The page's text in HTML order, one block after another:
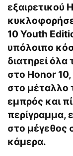
εξαιρετικού
10 Youth
υπόλοιπο
διατηρεί
στο Honor
στο μέταλλο
εμπρός και
περίγραμμα,
στο μέγεθος
κάμερα.